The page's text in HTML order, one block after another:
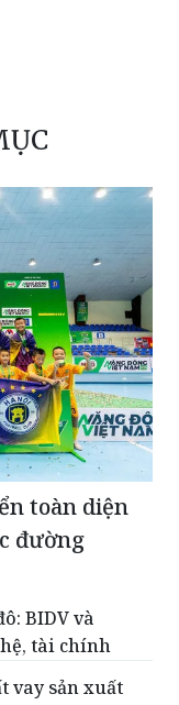
toàn diện
đường
BIDV và
tài chính
vay sản xuất